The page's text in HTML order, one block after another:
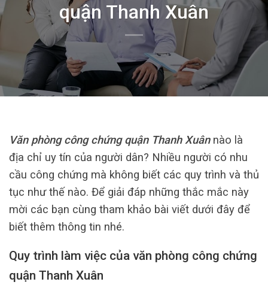
quận Thanh Xuân
Văn phòng công chứng quận Thanh Xuânnào là
địa chỉ uy tín của người dân? Nhiều người có nhu
cầu công chứng mà không biết các quy trình và thủ
tục như thế nào. Để giải đáp những thắc mắc này
mời các bạn cùng tham khảo bài viết dưới đây để
biết thêm thông tin nhé.
Quy trình làm việc của văn phòng công chứng
quận Thanh Xuân